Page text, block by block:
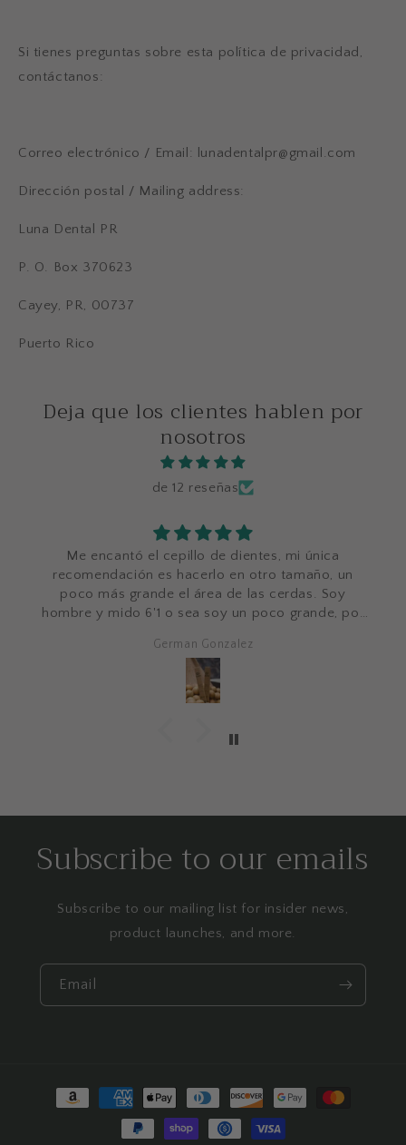
Si tienes preguntas sobre esta política de privacidad,
contáctanos:
Correo electrónico / Email: lunadentalpr@gmail.com
Dirección postal / Mailing address:
Luna Dental PR
P. O. Box 370623
Cayey, PR, 00737
Puerto Rico
Deja que los clientes hablen por
nosotros
de 12 reseñas
Me encantó el cepillo de dientes, mi única
recomendación es hacerlo en otro tamaño, un
poco más grande el área de las cerdas. Soy
hombre y mido 6'1 o sea soy un poco grande, por
pequeña. Por lo demás, excelente.
German Gonzalez
Subscribe to our emails
Subscribe to our mailing list for insider news,
product launches, and more.
Email
Payment